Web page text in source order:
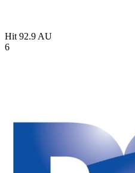
Hit 92.9 AU
6